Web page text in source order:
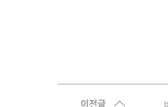
이전글